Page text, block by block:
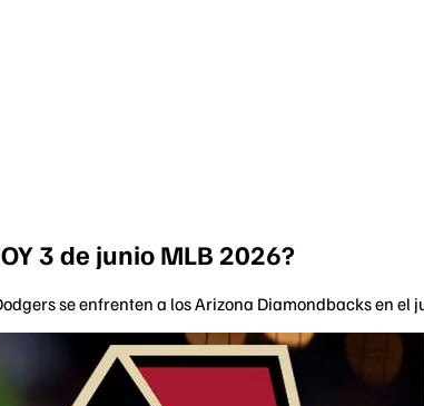
3 de junio MLB 2026?
se enfrenten a los Arizona Diamondbacks en el